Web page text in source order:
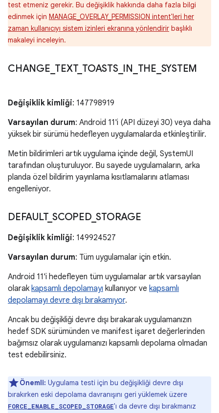
test etmeniz gerekir. Bu değişiklik hakkında daha fazla bilgi
edinmek için MANAGE_OVERLAY_PERMISSION intent'leri her
zaman kullanıcıyı sistem izinleri ekranına yönlendirir başlıklı
makaleyi inceleyin.
CHANGE TEXT_ TOASTS_ IN THE SYSTEM
Değişiklik kimliği: 147798919
Varsayılan durum: Android 11'i (API düzeyi 30) veya daha
yüksek bir sürümü hedefleyen uygulamalarda etkinleştirilir.
Metin bildirimleri artık uygulama içinde değil, SystemUI
tarafından oluşturuluyor. Bu sayede uygulamaların, arka
planda özel bildirim yayınlama kısıtlamalarını atlaması
engelleniyor.
DEFAULT_ SCOPED_STORAGE
Değişiklik kimliği: 149924527
Varsayılan durum: Tüm uygulamalar için etkin.
Android 11'i hedefleyen tüm uygulamalar artık varsayılan
olarak kapsamlı depolamayı kullanıyor ve kapsamlı
depolamayı devre dışı bırakamıyor.
Ancak bu değişikliği devre dışı bırakarak uygulamanızın
hedef SDK sürümünden ve manifest işaret değerlerinden
bağımsız olarak uygulamanızı kapsamlı depolama olmadan
test edebilirsiniz.
Önemli: Uygulama testi için bu değişikliği devre dışı
bırakırken eski depolama davranışını geri yüklemek üzere
FORCE_ENABLE_SCOPED_STORAGE'ı da devre dışı bırakmanız